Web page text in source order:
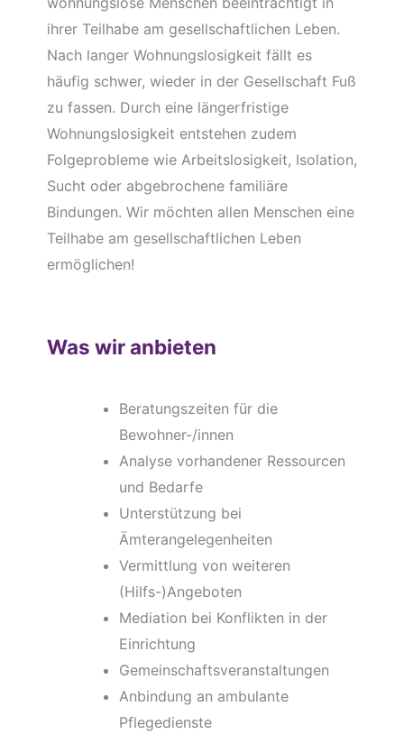
ihrer Teilhabe am gesellschaftlichen Leben.
Nach langer Wohnungslosigkeit fällt es
häufig schwer, wieder in der Gesellschaft Fuß
zu fassen. Durch eine längerfristige
Wohnungslosigkeit entstehen zudem
Folgeprobleme wie Arbeitslosigkeit, Isolation,
Sucht oder abgebrochene familiäre
Bindungen. Wir möchten allen Menschen eine
Teilhabe am gesellschaftlichen Leben
ermöglichen!
Was wir anbieten
Beratungszeiten für die
Bewohner-/innen
Analyse vorhandener Ressourcen
und Bedarfe
Unterstützung bei
Ämterangelegenheiten
Vermittlung von weiteren
(Hilfs-)Angeboten
Mediation bei Konflikten in der
Einrichtung
Gemeinschaftsveranstaltungen
Anbindung an ambulante
Pflegedienste